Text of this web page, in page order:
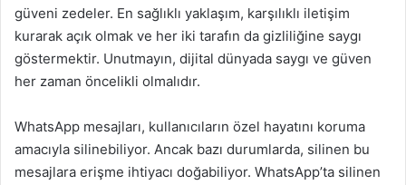
güveni zedeler. En sağlıklı yaklaşım, karşılıklı iletişim
kurarak açık olmak ve her iki tarafın da gizliliğine saygı
göstermektir. Unutmayın, dijital dünyada saygı ve güven
her zaman öncelikli olmalıdır.
WhatsApp mesajları, kullanıcıların özel hayatını koruma
amacıyla silinebiliyor. Ancak bazı durumlarda, silinen bu
mesajlara erişme ihtiyacı doğabiliyor. WhatsApp’ta silinen